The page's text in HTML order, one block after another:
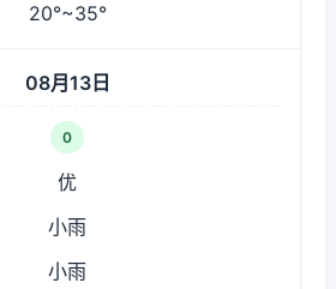
20°~35°
08月13日
0
优
小雨
小雨